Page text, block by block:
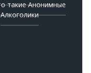
такие Анонимные
Алкоголики